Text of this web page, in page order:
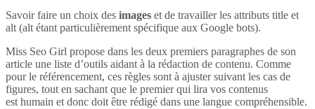
Savoir faire un choix des images et de travailler les attributs title et
alt (alt étant particulièrement spécifique aux Google bots).
Miss Seo Girl propose dans les deux premiers paragraphes de son
article une liste d’outils aidant à la rédaction de contenu. Comme
pour le référencement, ces règles sont à ajuster suivant les cas de
figures, tout en sachant que le premier qui lira vos contenus
est humain et donc doit être rédigé dans une langue compréhensible.